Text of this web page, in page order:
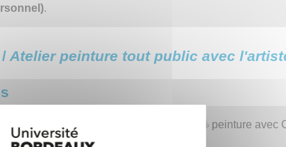
.
Atelier peinture tout public avec
ce lien pour vous inscrire à l'atelier
peinture avec